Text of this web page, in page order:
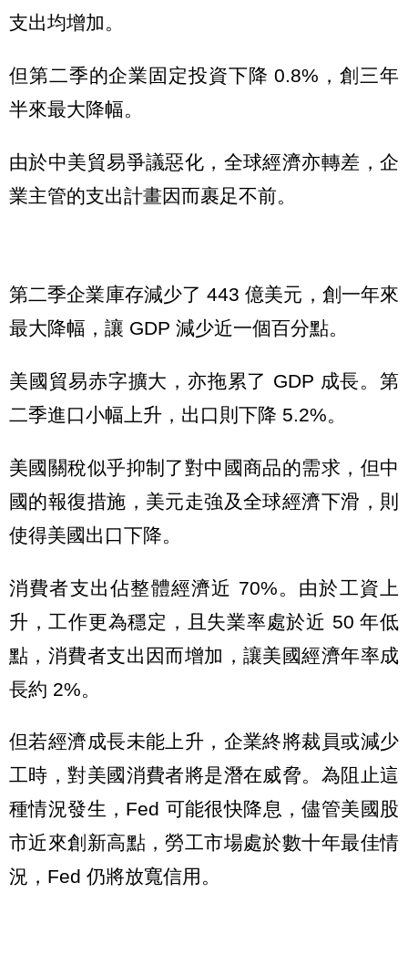
支出均增加。
但第二季的企業固定投資下降 0.8%，創三年
半來最大降幅。
由於中美貿易爭議惡化，全球經濟亦轉差，企
業主管的支出計畫因而裹足不前。
第二季企業庫存減少了 443 億美元，創一年來
最大降幅，讓 GDP 減少近一個百分點。
美國貿易赤字擴大，亦拖累了 GDP 成長。第
二季進口小幅上升，出口則下降 5.2%。
美國關稅似乎抑制了對中國商品的需求，但中
國的報復措施，美元走強及全球經濟下滑，則
使得美國出口下降。
消費者支出佔整體經濟近 70%。由於工資上
升，工作更為穩定，且失業率處於近 50 年低
點，消費者支出因而增加，讓美國經濟年率成
長約 2%。
但若經濟成長未能上升，企業終將裁員或減少
工時，對美國消費者將是潛在威脅。為阻止這
種情況發生，Fed 可能很快降息，儘管美國股
市近來創新高點，勞工市場處於數十年最佳情
況，Fed 仍將放寬信用。